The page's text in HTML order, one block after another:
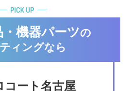
機器パーツの
ィングなら
コート名古屋